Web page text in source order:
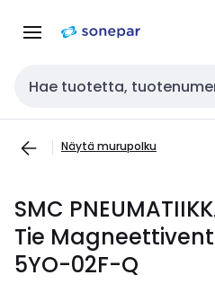
navigointiinsisältöön
Haku
Näytä murupolku
SMC
Tie
5YO-02F-Q